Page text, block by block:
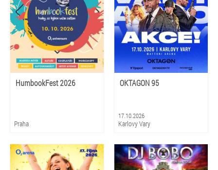
HumbookFest 2026
Praha
OKTAGON 95
17.10.2026
Karlovy Vary